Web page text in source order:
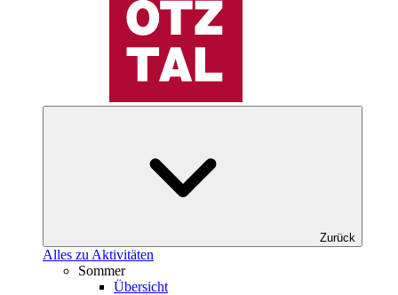
Zurück
Alles zu Aktivitäten
Sommer
Übersicht